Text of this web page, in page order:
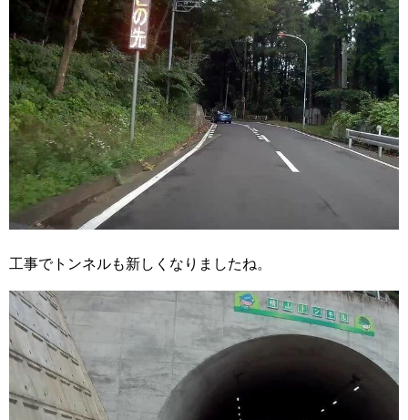
工事でトンネルも新しくなりましたね。